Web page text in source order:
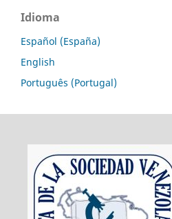
Idioma
Español (España)
English
Português (Portugal)